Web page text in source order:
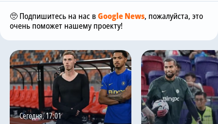
🥺 Подпишитесь на нас вGoogle News, пожалуйста, это
очень поможет нашему проекту!
Сегодня, 17:01